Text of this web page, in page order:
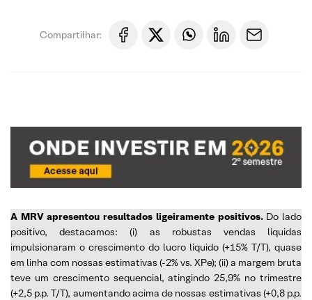
Compartilhar:
A MRV apresentou resultados ligeiramente positivos.Do lado
positivo, destacamos: (i) as robustas vendas líquidas
impulsionaram o crescimento do lucro líquido (+15% T/T), quase
em linha com nossas estimativas (-2% vs. XPe); (ii) a margem bruta
teve um crescimento sequencial, atingindo 25,9% no trimestre
(+2,5 p.p. T/T), aumentando acima de nossas estimativas (+0,8 p.p.